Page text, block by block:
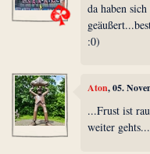
da haben
:0)
Aton, 05.
...Frust ist
weiter gehts...